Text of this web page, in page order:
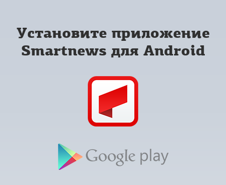
Установите приложение
Smartnews для Android